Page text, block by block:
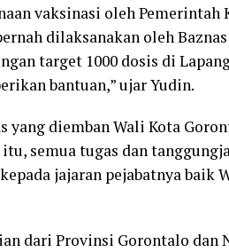
vaksinasi oleh
dilaksanakan oleh
target 1000 dosis di
bantuan,” ujar Yudin.
yang diemban Wali Kota
semua tugas dan
jajaran pejabatnya baik
dari Provinsi Gorontalo dan